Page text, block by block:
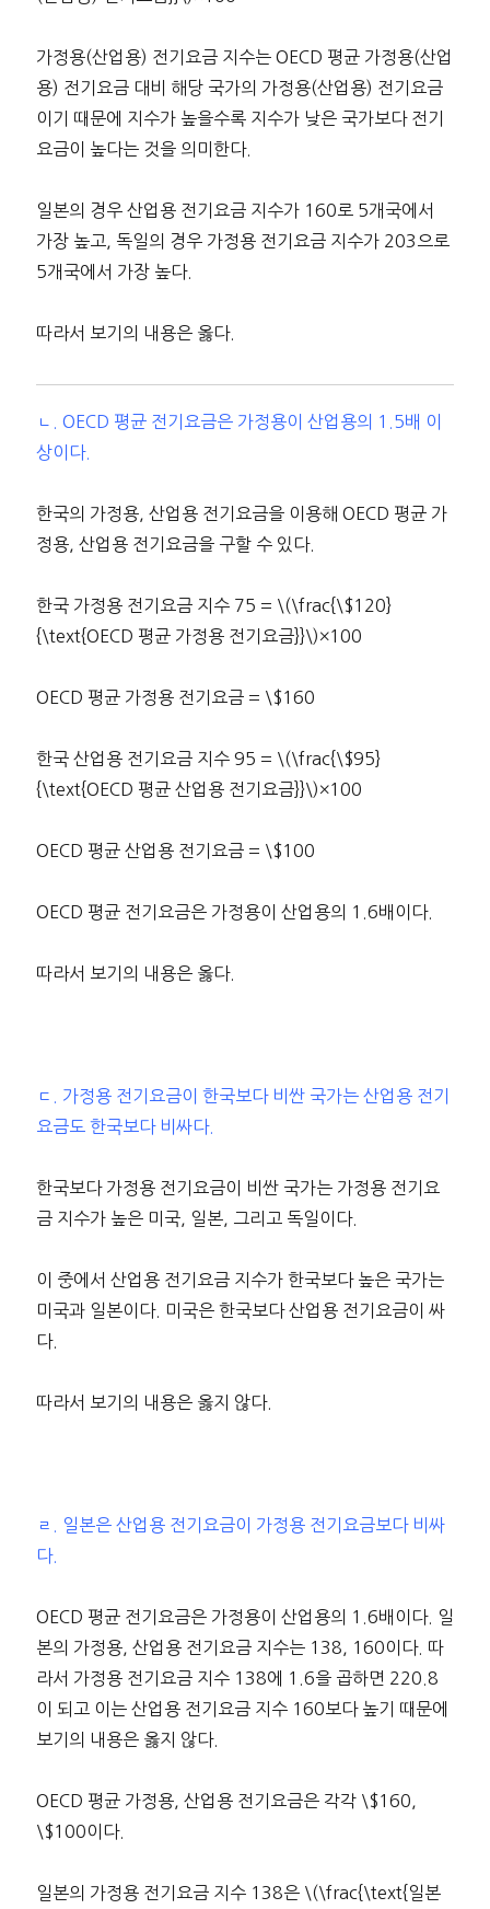
가정용(산업용) 전기요금 지수는 OECD 평균 가정용(산업
용) 전기요금 대비 해당 국가의 가정용(산업용) 전기요금
이기 때문에 지수가 높을수록 지수가 낮은 국가보다 전기
요금이 높다는 것을 의미한다.
일본의 경우 산업용 전기요금 지수가 160로 5개국에서
가장 높고, 독일의 경우 가정용 전기요금 지수가 203으로
5개국에서 가장 높다.
따라서 보기의 내용은 옳다.
ㄴ. OECD 평균 전기요금은 가정용이 산업용의 1.5배 이
상이다.
한국의 가정용, 산업용 전기요금을 이용해 OECD 평균 가
정용, 산업용 전기요금을 구할 수 있다.
한국 가정용 전기요금 지수 75 = \(\frac{\$120}
{\text{OECD 평균 가정용 전기요금}}\)×100
OECD 평균 가정용 전기요금 = \$160
한국 산업용 전기요금 지수 95 = \(\frac{\$95}
{\text{OECD 평균 산업용 전기요금}}\)×100
OECD 평균 산업용 전기요금 = \$100
OECD 평균 전기요금은 가정용이 산업용의 1.6배이다.
따라서 보기의 내용은 옳다.
ㄷ. 가정용 전기요금이 한국보다 비싼 국가는 산업용 전기
요금도 한국보다 비싸다.
한국보다 가정용 전기요금이 비싼 국가는 가정용 전기요
금 지수가 높은 미국, 일본, 그리고 독일이다.
이 중에서 산업용 전기요금 지수가 한국보다 높은 국가는
미국과 일본이다. 미국은 한국보다 산업용 전기요금이 싸
다.
따라서 보기의 내용은 옳지 않다.
ㄹ. 일본은 산업용 전기요금이 가정용 전기요금보다 비싸
다.
OECD 평균 전기요금은 가정용이 산업용의 1.6배이다. 일
본의 가정용, 산업용 전기요금 지수는 138, 160이다. 따
라서 가정용 전기요금 지수 138에 1.6을 곱하면 220.8
이 되고 이는 산업용 전기요금 지수 160보다 높기 때문에
보기의 내용은 옳지 않다.
OECD 평균 가정용, 산업용 전기요금은 각각 \$160,
\$100이다.
일본의 가정용 전기요금 지수 138은 \(\frac{\text{일본